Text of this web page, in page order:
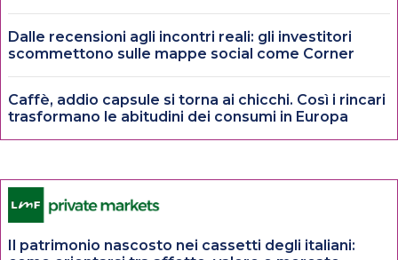
Dalle recensioni agli incontri reali: gli investitori
scommettono sulle mappe social come Corner
Caffè, addio capsule si torna ai chicchi. Così i rincari
trasformano le abitudini dei consumi in Europa
Il patrimonio nascosto nei cassetti degli italiani: